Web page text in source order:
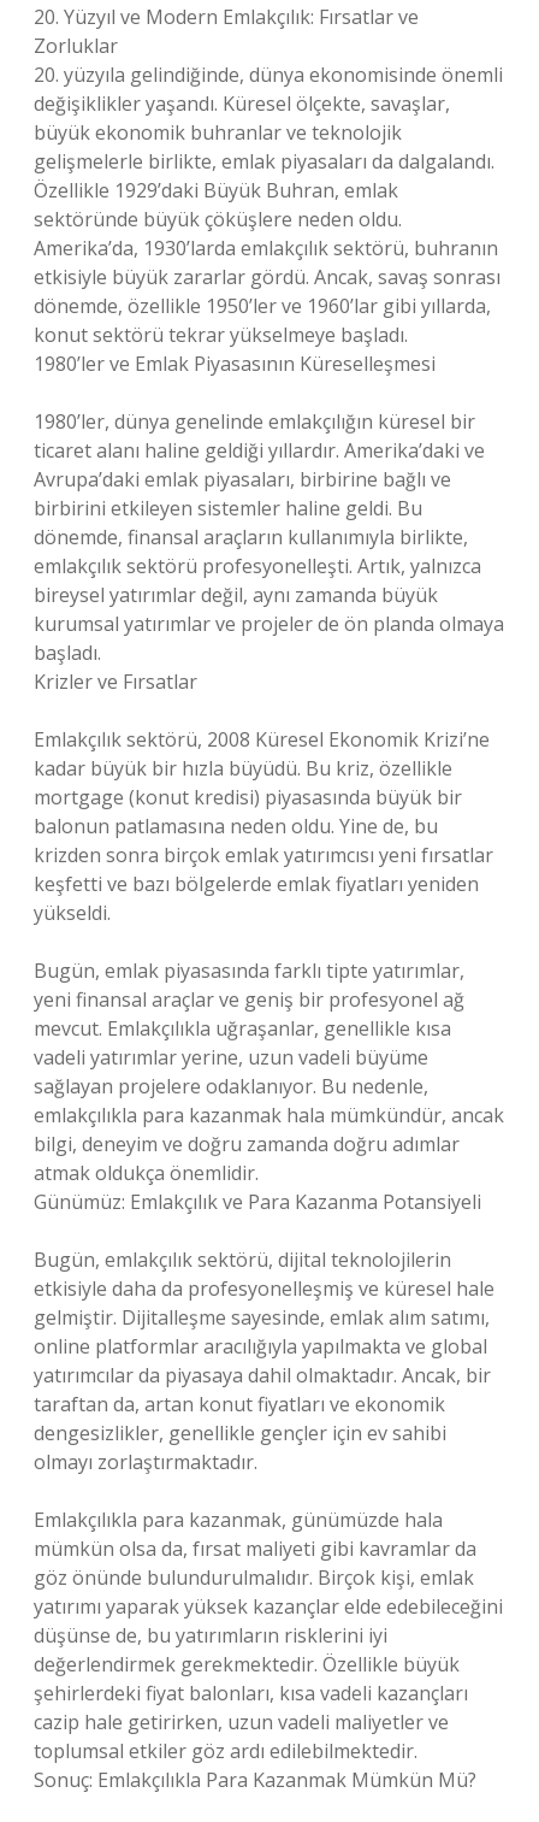
20. Yüzyıl ve Modern Emlakçılık: Fırsatlar ve
Zorluklar
20. yüzyıla gelindiğinde, dünya ekonomisinde önemli
değişiklikler yaşandı. Küresel ölçekte, savaşlar,
büyük ekonomik buhranlar ve teknolojik
gelişmelerle birlikte, emlak piyasaları da dalgalandı.
Özellikle 1929’daki Büyük Buhran, emlak
sektöründe büyük çöküşlere neden oldu.
Amerika’da, 1930’larda emlakçılık sektörü, buhranın
etkisiyle büyük zararlar gördü. Ancak, savaş sonrası
dönemde, özellikle 1950’ler ve 1960’lar gibi yıllarda,
konut sektörü tekrar yükselmeye başladı.
1980’ler ve Emlak Piyasasının Küreselleşmesi
1980’ler, dünya genelinde emlakçılığın küresel bir
ticaret alanı haline geldiği yıllardır. Amerika’daki ve
Avrupa’daki emlak piyasaları, birbirine bağlı ve
birbirini etkileyen sistemler haline geldi. Bu
dönemde, finansal araçların kullanımıyla birlikte,
emlakçılık sektörü profesyonelleşti. Artık, yalnızca
bireysel yatırımlar değil, aynı zamanda büyük
kurumsal yatırımlar ve projeler de ön planda olmaya
başladı.
Krizler ve Fırsatlar
Emlakçılık sektörü, 2008 Küresel Ekonomik Krizi’ne
kadar büyük bir hızla büyüdü. Bu kriz, özellikle
mortgage (konut kredisi) piyasasında büyük bir
balonun patlamasına neden oldu. Yine de, bu
krizden sonra birçok emlak yatırımcısı yeni fırsatlar
keşfetti ve bazı bölgelerde emlak fiyatları yeniden
yükseldi.
Bugün, emlak piyasasında farklı tipte yatırımlar,
yeni finansal araçlar ve geniş bir profesyonel ağ
mevcut. Emlakçılıkla uğraşanlar, genellikle kısa
vadeli yatırımlar yerine, uzun vadeli büyüme
sağlayan projelere odaklanıyor. Bu nedenle,
emlakçılıkla para kazanmak hala mümkündür, ancak
bilgi, deneyim ve doğru zamanda doğru adımlar
atmak oldukça önemlidir.
Günümüz: Emlakçılık ve Para Kazanma Potansiyeli
Bugün, emlakçılık sektörü, dijital teknolojilerin
etkisiyle daha da profesyonelleşmiş ve küresel hale
gelmiştir. Dijitalleşme sayesinde, emlak alım satımı,
online platformlar aracılığıyla yapılmakta ve global
yatırımcılar da piyasaya dahil olmaktadır. Ancak, bir
taraftan da, artan konut fiyatları ve ekonomik
dengesizlikler, genellikle gençler için ev sahibi
olmayı zorlaştırmaktadır.
Emlakçılıkla para kazanmak, günümüzde hala
mümkün olsa da, fırsat maliyeti gibi kavramlar da
göz önünde bulundurulmalıdır. Birçok kişi, emlak
yatırımı yaparak yüksek kazançlar elde edebileceğini
düşünse de, bu yatırımların risklerini iyi
değerlendirmek gerekmektedir. Özellikle büyük
şehirlerdeki fiyat balonları, kısa vadeli kazançları
cazip hale getirirken, uzun vadeli maliyetler ve
toplumsal etkiler göz ardı edilebilmektedir.
Sonuç: Emlakçılıkla Para Kazanmak Mümkün Mü?